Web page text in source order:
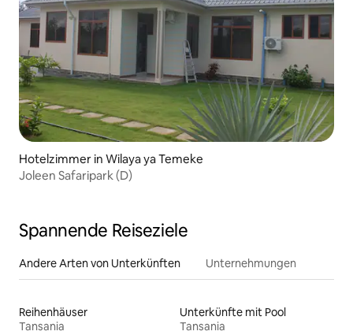
Hotelzimmer in Wilaya ya Temeke
Joleen Safaripark (D)
Spannende Reiseziele
Andere Arten von Unterkünften Unternehmungen
Reihenhäuser
Tansania
Unterkünfte mit Pool
Tansania